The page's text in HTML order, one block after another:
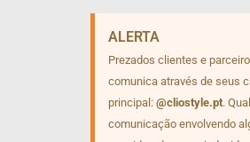
ALERTA
Prezados clientes e
comunica através de seus
principal: @cliostyle.pt.
comunicação envolvendo